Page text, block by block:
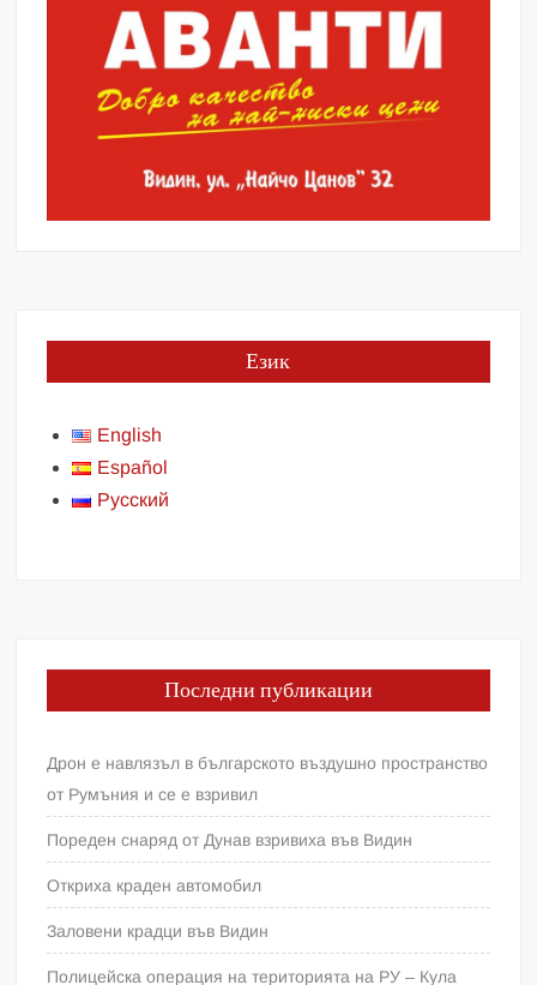
Език
English
Español
Русский
Последни публикации
Дрон е навлязъл в българското въздушно пространство
от Румъния и се е взривил
Пореден снаряд от Дунав взривиха във Видин
Откриха краден автомобил
Заловени крадци във Видин
Полицейска операция на територията на РУ – Кула